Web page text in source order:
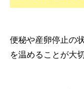
便秘や産卵停止の
を温めることが大